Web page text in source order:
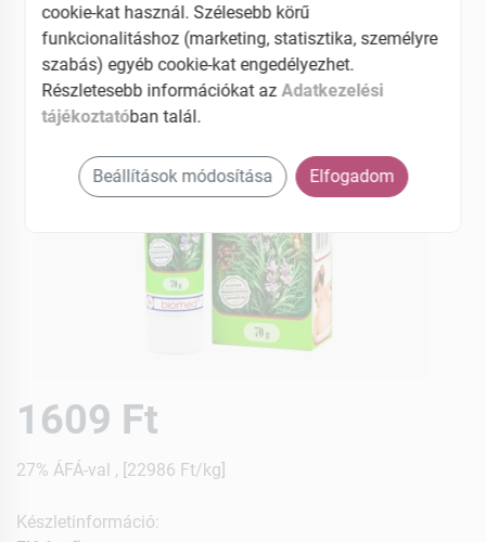
1609 Ft
27% ÁFÁ-val , [22986 Ft/kg]
Készletinformáció:
cookie-kat használ. Szélesebb körű
funkcionalitáshoz (marketing, statisztika, személyre
szabás) egyéb cookie-kat engedélyezhet.
Részletesebb információkat azAdatkezelési
tájékoztatóban talál.
Beállítások módosítása Elfogadom